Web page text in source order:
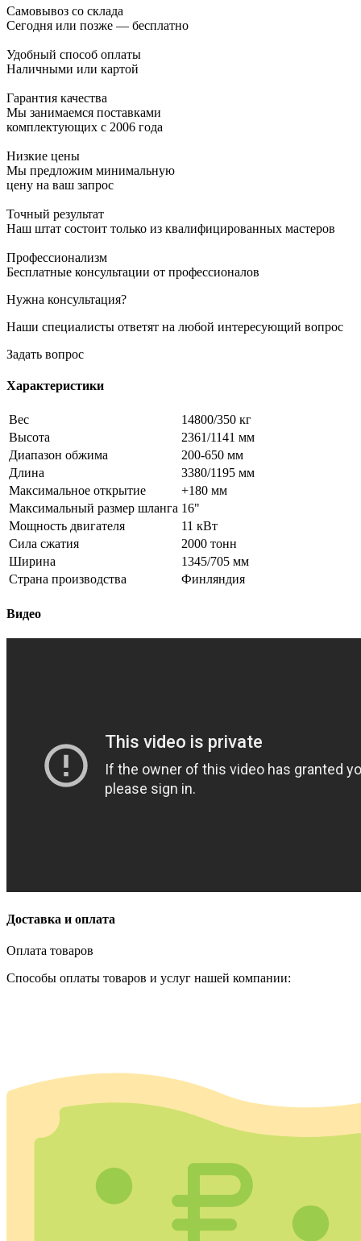
Самовывоз со склада
Сегодня или позже — бесплатно
Удобный способ оплаты
Наличными или картой
Гарантия качества
Мы занимаемся поставками
комплектующих с 2006 года
Низкие цены
Мы предложим минимальную
цену на ваш запрос
Точный результат
Наш штат состоит только из квалифицированных мастеров
Профессионализм
Бесплатные консультации от профессионалов
Нужна консультация?
Наши специалисты ответят на любой интересующий вопрос
Задать вопрос
Характеристики
Вес
14800/350 кг
Высота
2361/1141 мм
Диапазон обжима
200-650 мм
Длина
3380/1195 мм
Максимальное открытие
+180 мм
Максимальный размер шланга 16"
Мощность двигателя
11 кВт
Сила сжатия
2000 тонн
Ширина
1345/705 мм
Страна производства
Финляндия
Видео
Доставка и оплата
Оплата товаров
Способы оплаты товаров и услуг нашей компании: